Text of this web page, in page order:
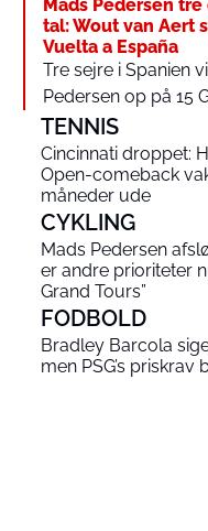
Mads Pedersen
tal: Wout van Aert
Vuelta a España
Tre sejre i Spanien
Pedersen op på 15
TENNIS
Cincinnati droppet:
Open-comeback
måneder ude
CYKLING
Mads Pedersen
er andre prioriteter
Grand Tours”
FODBOLD
Bradley Barcola
men PSG’s